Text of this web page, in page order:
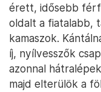
érett, idősebb
oldalt a fiatalabb,
kamaszok.
íj, nyílvesszők
azonnal
majd elterülök a